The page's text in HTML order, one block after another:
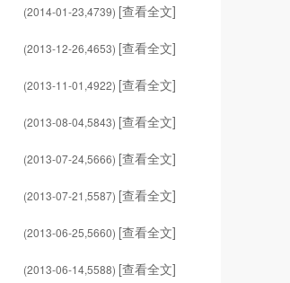
(2014-01-23,4739) [查看全文]
(2013-12-26,4653) [查看全文]
(2013-11-01,4922) [查看全文]
(2013-08-04,5843) [查看全文]
(2013-07-24,5666) [查看全文]
(2013-07-21,5587) [查看全文]
(2013-06-25,5660) [查看全文]
(2013-06-14,5588) [查看全文]